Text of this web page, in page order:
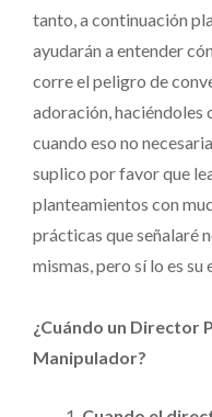
tanto, a continuación
ayudarán a entender
corre el peligro de
adoración, haciéndoles
cuando eso no
suplico por favor que
planteamientos con
prácticas que señalaré
mismas, pero sí lo es su
¿Cuándo un Director
Manipulador?